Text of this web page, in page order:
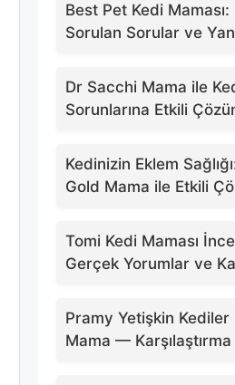
Best Pet Kedi Maması:
Sorulan Sorular ve
Dr Sacchi Mama ile
Sorunlarına Etkili
Kedinizin Eklem
Gold Mama ile Etkili
Tomi Kedi Maması
Gerçek Yorumlar ve
Pramy Yetişkin Kediler
Mama —